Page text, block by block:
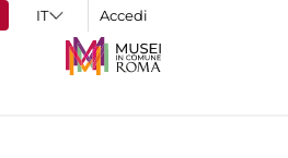
Accedi